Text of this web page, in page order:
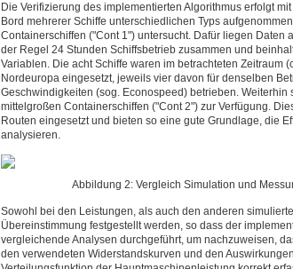
Die Verifizierung des implementierten Algorithmus erfolgt
Bord mehrerer Schiffe unterschiedlichen Typs
Containerschiffen ("Cont 1") untersucht. Dafür liegen
der Regel 24 Stunden Schiffsbetrieb zusammen und
Variablen. Die acht Schiffe waren im betrachteten Zeitraum
Nordeuropa eingesetzt, jeweils vier davon für denselben
Geschwindigkeiten (sog. Econospeed) betrieben. Weiterhin
mittelgroßen Containerschiffen ("Cont 2") zur Verfügung.
Routen eingesetzt und bieten so eine gute Grundlage, die
analysieren.
Abbildung 2: Vergleich Simulation und
Sowohl bei den Leistungen, als auch den anderen
Übereinstimmung festgestellt werden, so dass der
vergleichende Analysen durchgeführt, um nachzuweisen,
den verwendeten Widerstandskurven und den